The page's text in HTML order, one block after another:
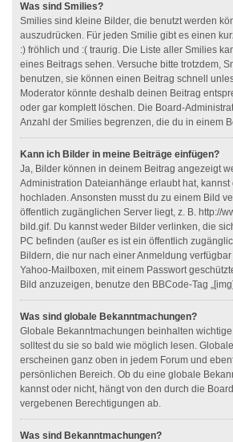
Was sind Smilies?
Smilies sind kleine Bilder, die benutzt werden
auszudrücken. Für jeden Smilie gibt es einen
:) fröhlich und :( traurig. Die Liste aller Smilies
eines Beitrags sehen. Versuche bitte trotzdem,
benutzen, sie können einen Beitrag schnell
Moderator könnte deshalb deinen Beitrag
oder gar komplett löschen. Die Board-
Anzahl der Smilies begrenzen, die du in einem
Kann ich Bilder in meine Beiträge einfügen?
Ja, Bilder können in deinem Beitrag angezeigt
Administration Dateianhänge erlaubt hat,
hochladen. Ansonsten musst du zu einem Bild
öffentlich zugänglichen Server liegt, z. B. http://
bild.gif. Du kannst weder Bilder verlinken, die
PC befinden (außer es ist ein öffentlich
Bildern, die nur nach einer Anmeldung
Yahoo-Mailboxen, mit einem Passwort
Bild anzuzeigen, benutze den BBCode-Tag
Was sind globale Bekanntmachungen?
Globale Bekanntmachungen beinhalten
solltest du sie so bald wie möglich lesen.
erscheinen ganz oben in jedem Forum und
persönlichen Bereich. Ob du eine globale
kannst oder nicht, hängt von den durch die
vergebenen Berechtigungen ab.
Was sind Bekanntmachungen?